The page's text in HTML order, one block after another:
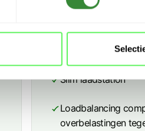
Publieke modus
Slim laadstation
Loadbalancing
overbelastingen